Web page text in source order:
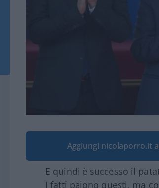
Aggiungi nicolaporro.it
E quindi è successo il
I fatti paiono questi, ma